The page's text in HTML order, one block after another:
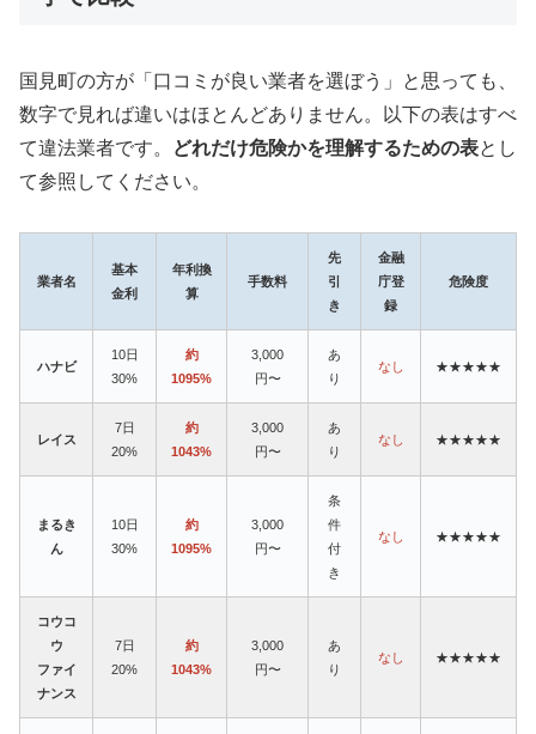
国見町の方が「口コミが良い業者を選ぼう」と思っても、
数字で見れば違いはほとんどありません。以下の表はすべ
て違法業者です。
どれだけ危険かを理解するための表とし
て参照してください。
業者名
基本
金利
年利換
算
手数料
先
引
き
金融
庁登
録
危険度
ハナビ
10日
30%
約
1095%
3,000
円〜
あ
り
なし ★★★★★
レイス
7日
20%
約
1043%
3,000
円〜
あ
り
なし ★★★★★
まるき
ん
10日
30%
約
1095%
3,000
円〜
条
件
付
き
なし ★★★★★
コウコ
ウ
ファイ
ナンス
7日
20%
約
1043%
3,000
円〜
あ
り
なし ★★★★★